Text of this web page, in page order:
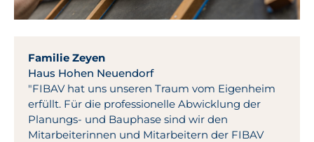
Familie Zeyen
Haus Hohen Neuendorf
"FIBAV hat uns unseren Traum vom Eigenheim
erfüllt. Für die professionelle Abwicklung der
Planungs- und Bauphase sind wir den
Mitarbeiterinnen und Mitarbeitern der FIBAV